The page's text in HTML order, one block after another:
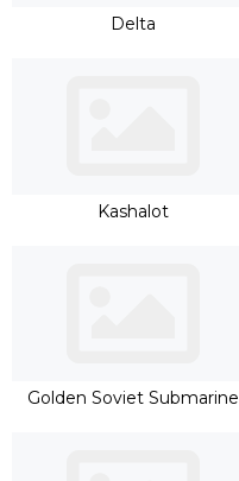
Delta
Kashalot
Golden Soviet Submarine